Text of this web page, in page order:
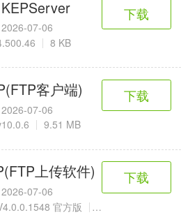
2026-07-06
8 KB
下载
客户端)
2026-07-06
9.51 MB
下载
上传软件)
2026-07-06
官方版 3.3 MB
下载